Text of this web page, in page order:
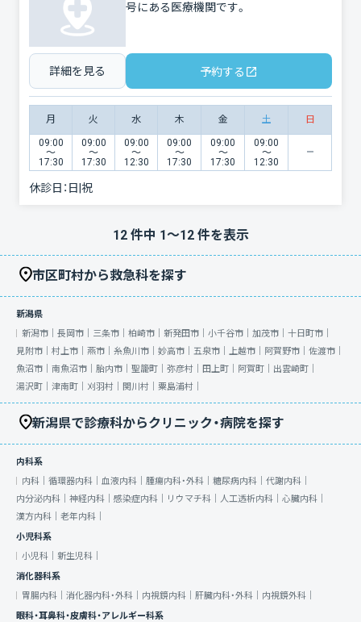
号にある医療機関です。
詳細を見る 予約する
月 火 水 木 金 土 日
09:00
〜
17:30
09:00
〜
17:30
09:00
〜
12:30
09:00
〜
17:30
09:00
〜
17:30
09:00
〜
12:30
休診日： 日|祝
12件中 1〜12件を表示
市区町村から救急科を探す
新潟県
新潟市｜ 長岡市｜ 三条市｜ 柏崎市｜ 新発田市｜ 小千谷市｜ 加茂市｜ 十日町市｜
見附市｜ 村上市｜ 燕市｜ 糸魚川市｜ 妙高市｜ 五泉市｜ 上越市｜ 阿賀野市｜ 佐渡市｜
魚沼市｜ 南魚沼市｜ 胎内市｜ 聖籠町｜ 弥彦村｜ 田上町｜ 阿賀町｜ 出雲崎町｜
湯沢町｜ 津南町｜ 刈羽村｜ 関川村｜ 粟島浦村｜
新潟県で診療科からクリニック・病院を探す
内科系
内科｜ 循環器内科｜ 血液内科｜ 腫瘍内科・外科｜ 糖尿病内科｜ 代謝内科｜
内分泌内科｜ 神経内科｜ 感染症内科｜ リウマチ科｜ 人工透析内科｜ 心臓内科｜
漢方内科｜ 老年内科｜
小児科系
小児科｜ 新生児科｜
消化器科系
胃腸内科｜ 消化器内科・外科｜ 内視鏡内科｜ 肝臓内科・外科｜ 内視鏡外科｜
眼科・耳鼻科・皮膚科・アレルギー科系